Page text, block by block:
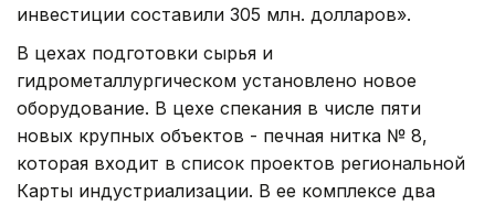
инвестиции составили 305 млн. долларов».
В цехах подготовки сырья и
гидрометаллургическом установлено новое
оборудование. В цехе спекания в числе пяти
новых крупных объектов - печная нитка № 8,
которая входит в список проектов региональной
Карты индустриализации. В ее комплексе два